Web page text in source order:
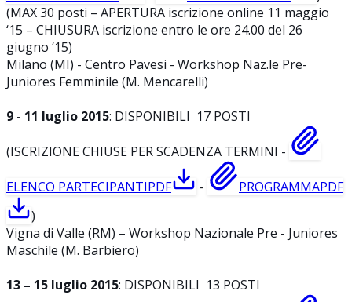
(MAX 30 posti – APERTURA iscrizione online 11 maggio
‘15 – CHIUSURA iscrizione entro le ore 24.00 del 26
giugno ‘15)
Milano (MI) - Centro Pavesi - Workshop Naz.le Pre-
Juniores Femminile (M. Mencarelli)
9 - 11 luglio 2015: DISPONIBILI 17 POSTI
(ISCRIZIONE CHIUSE PER SCADENZA TERMINI -
ELENCO PARTECIPANTIPDF - PROGRAMMAPDF
)
Vigna di Valle (RM) – Workshop Nazionale Pre - Juniores
Maschile (M. Barbiero)
13 – 15 luglio 2015: DISPONIBILI 13 POSTI